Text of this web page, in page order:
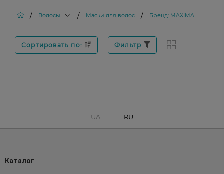
/ Волосы / Маски для волос / Бренд: MAXIMA
Сортировать по: Фильтр
UA RU
Каталог